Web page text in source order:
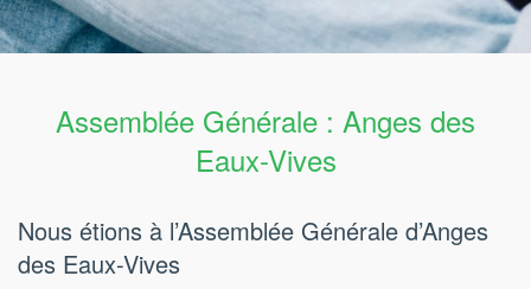
Assemblée Générale : Anges des
Eaux-Vives
Nous étions à l’Assemblée Générale d’Anges
des Eaux-Vives